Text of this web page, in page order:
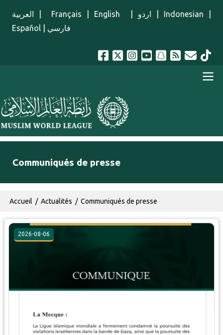
العربية
Français English اردو Indonesian
Español
فارسي
menu french
Communiqués de presse
Fil d'Ariane
Accueil Actualités Communiqués de presse
2026-08-06